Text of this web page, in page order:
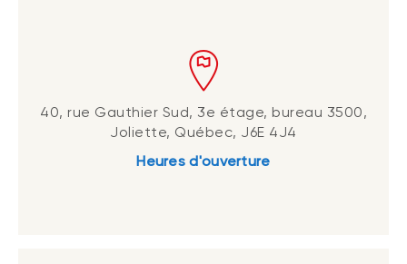
40, rue Gauthier Sud, 3e étage, bureau 3500,
Joliette, Québec, J6E 4J4
Heures d'ouverture